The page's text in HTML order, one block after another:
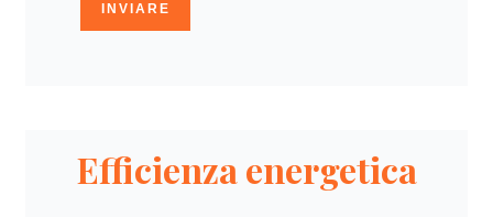
INVIARE
Efficienza energetica